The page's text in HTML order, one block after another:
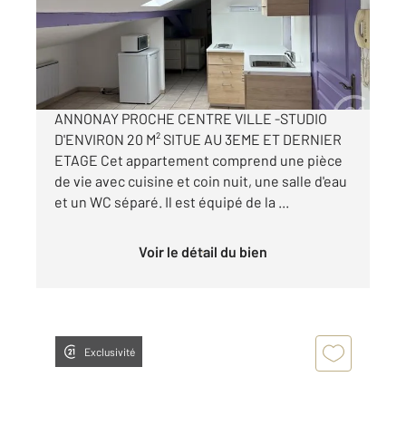
Appartement Studio à louer
290 €
par mois charges comprises
ANNONAY PROCHE CENTRE VILLE -STUDIO
D'ENVIRON 20 M² SITUE AU 3EME ET DERNIER
ETAGE Cet appartement comprend une pièce
de vie avec cuisine et coin nuit, une salle d'eau
et un WC séparé. Il est équipé de la ...
Voir le détail du bien
Exclusivité